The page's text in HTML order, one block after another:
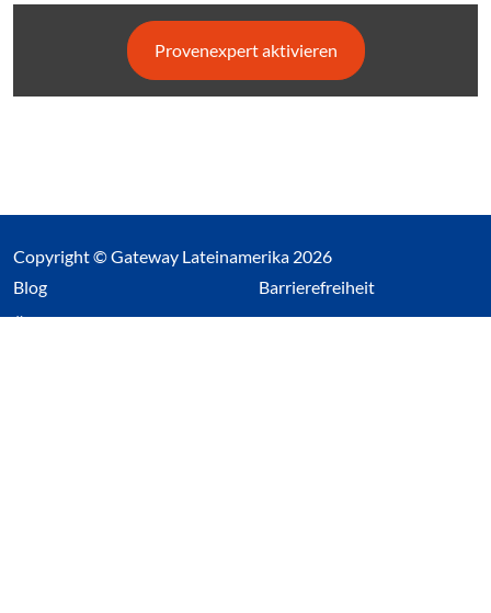
Provenexpert aktivieren
Copyright © Gateway Lateinamerika 2026
Blog(Link öffnet einen neuen Tab)
Über uns
Barrierefreiheit
Impressum